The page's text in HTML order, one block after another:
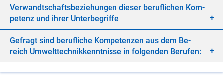
Ver­wandt­schafts­be­zie­hun­gen die­ser be­ruf­li­chen Kom­
pe­tenz und ih­rer Un­ter­be­grif­fe
Ge­fragt sind be­ruf­li­che Kom­pe­ten­zen aus dem Be­
reich Um­welt­tech­nik­kennt­nis­se in fol­gen­den Be­ru­fen: